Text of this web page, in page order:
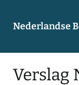
Nederlandse
Verslag